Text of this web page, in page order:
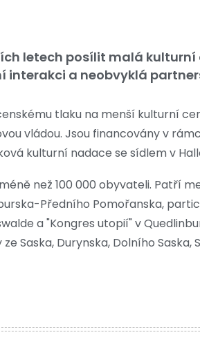
letech posílit malá kulturní
interakci a neobvyklá
tlaku na menší kulturní
vládou. Jsou financovány v
kulturní nadace se sídlem v
než 100 000 obyvateli. Patří
Předního Pomořanska,
a "Kongres utopií" v
Saska, Durynska, Dolního